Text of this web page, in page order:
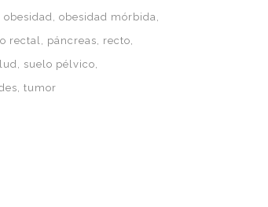
obesidad
obesidad mórbida
rectal páncreas
recto
suelo pélvico
tumor